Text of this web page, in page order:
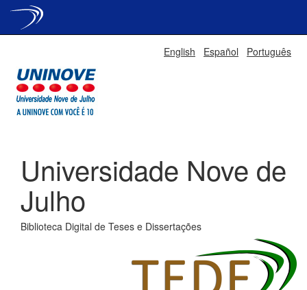
English Español Português
Universidade Nove de
Julho
Biblioteca Digital de Teses e Dissertações